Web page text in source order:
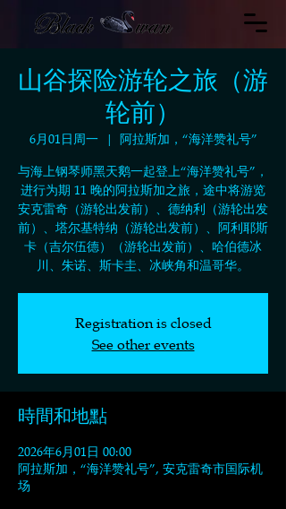
山谷探险游轮之旅（游
轮前）
6月01日周一
  |
阿拉斯加，“海洋赞礼号”
与海上钢琴师黑天鹅一起登上“海洋赞礼号”，
进行为期 11 晚的阿拉斯加之旅，途中将游览
安克雷奇（游轮出发前）、德纳利（游轮出发
前）、塔尔基特纳（游轮出发前）、阿利耶斯
卡（吉尔伍德）（游轮出发前）、哈伯德冰
川、朱诺、斯卡圭、冰峡角和温哥华。
Registration is closed
See other events
時間和地點
2026年6月01日 00:00
阿拉斯加，“海洋赞礼号”, 安克雷奇市国际机
场